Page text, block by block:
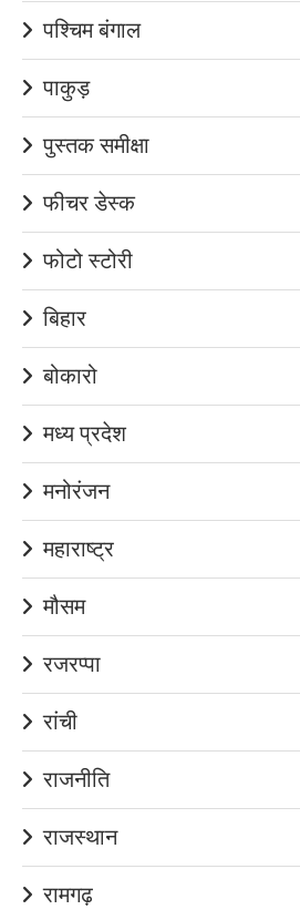
पश्चिम बंगाल
पाकुड़
पुस्तक समीक्षा
फीचर डेस्क
फोटो स्टोरी
बिहार
बोकारो
मध्य प्रदेश
मनोरंजन
महाराष्ट्र
मौसम
रजरप्पा
रांची
राजनीति
राजस्थान
रामगढ़